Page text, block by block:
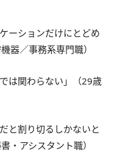
ーションだけにとどめ
器／事務系専門職）
は関わらない」（29歳
と割り切るしかないと
・アシスタント職）